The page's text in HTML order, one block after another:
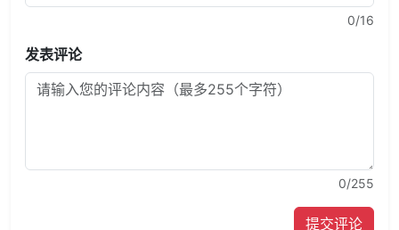
0/16
发表评论
0/255
提交评论